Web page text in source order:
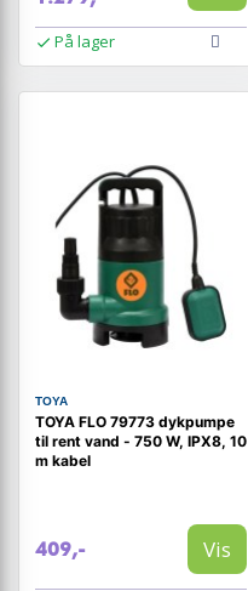
På lager
TOYA
TOYA FLO 79773 dykpumpe
til rent vand - 750 W, IPX8, 10
m kabel
409,- Vis